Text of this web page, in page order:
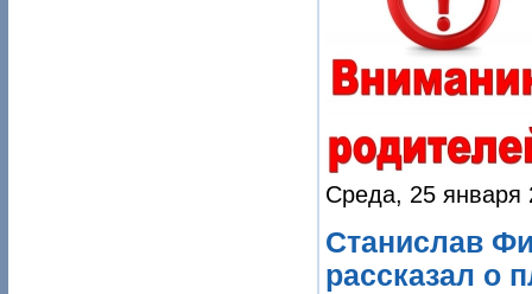
Среда, 25 января
Станислав
рассказал о